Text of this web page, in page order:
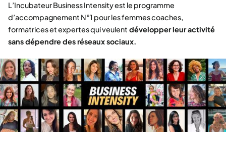
L’Incubateur Business Intensity est le programme
d’accompagnement N°1 pour les femmes coaches,
formatrices et expertes qui veulent développer leur activité
sans dépendre des réseaux sociaux.